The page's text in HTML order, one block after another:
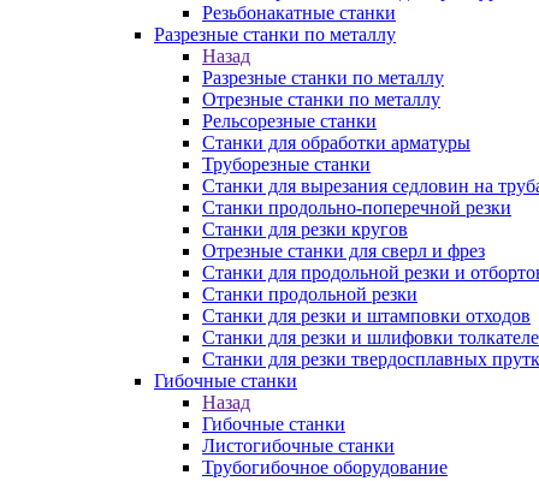
Резьбонакатные станки
Разрезные станки по металлу
Назад
Разрезные станки по металлу
Отрезные станки по металлу
Рельсорезные станки
Станки для обработки арматуры
Труборезные станки
Станки для вырезания седловин на
Станки продольно-поперечной резки
Станки для резки кругов
Отрезные станки для сверл и фрез
Станки для продольной резки и
Станки продольной резки
Станки для резки и штамповки отходов
Станки для резки и шлифовки
Станки для резки твердосплавных
Гибочные станки
Назад
Гибочные станки
Листогибочные станки
Трубогибочное оборудование